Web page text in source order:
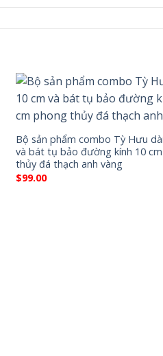
Bộ sản phẩm combo Tỳ Hưu
và bát tụ bảo đường kính 10
thủy đá thạch anh vàng
$99.00